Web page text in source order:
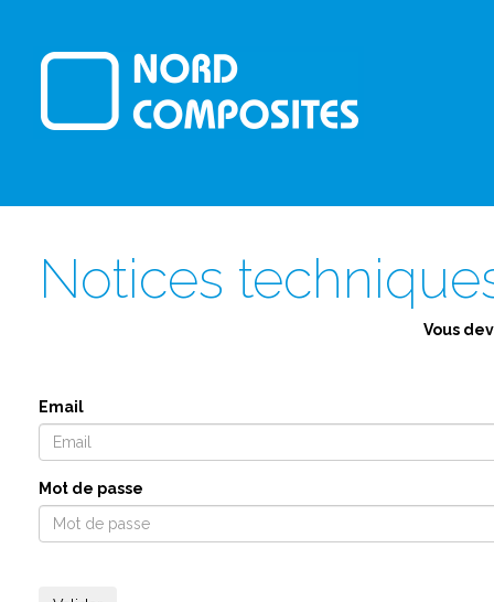
Notices
Vous
Email
Mot de passe